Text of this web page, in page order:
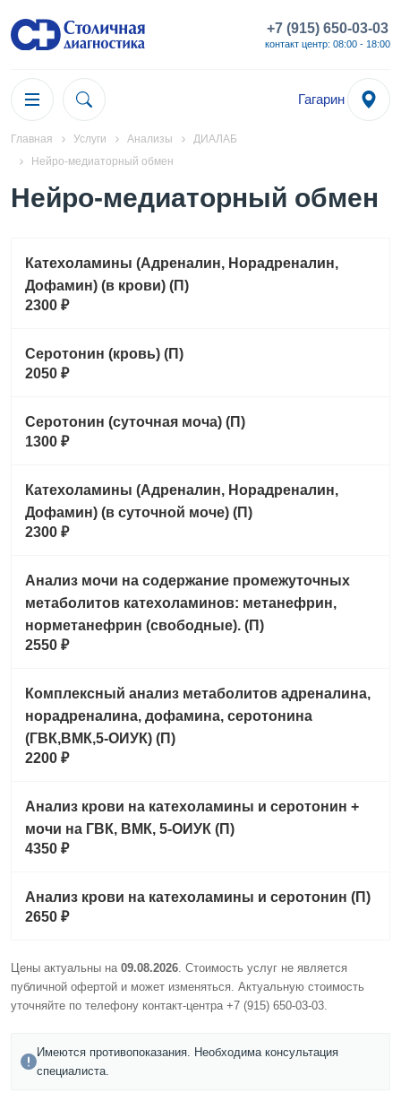
+7 (915) 650-03-03
контакт центр: 08:00 - 18:00
Гагарин
Главная Услуги Анализы
ДИАЛАБ
Нейро-медиаторный обмен
Нейро-медиаторный обмен
Катехоламины (Адреналин, Норадреналин,
Дофамин) (в крови) (П)
2300 ₽
Серотонин (кровь) (П)
2050 ₽
Серотонин (суточная моча) (П)
1300 ₽
Катехоламины (Адреналин, Норадреналин,
Дофамин) (в суточной моче) (П)
2300 ₽
Анализ мочи на содержание промежуточных
метаболитов катехоламинов: метанефрин,
норметанефрин (свободные). (П)
2550 ₽
Комплексный анализ метаболитов адреналина,
норадреналина, дофамина, серотонина
(ГВК,ВМК,5-ОИУК) (П)
2200 ₽
Анализ крови на катехоламины и серотонин +
мочи на ГВК, ВМК, 5-ОИУК (П)
4350 ₽
Анализ крови на катехоламины и серотонин (П)
2650 ₽
Цены актуальны на 09.08.2026. Стоимость услуг не является
публичной офертой и может изменяться. Актуальную стоимость
уточняйте по телефону контакт-центра +7 (915) 650-03-03.
Имеются противопоказания. Необходима консультация
специалиста.